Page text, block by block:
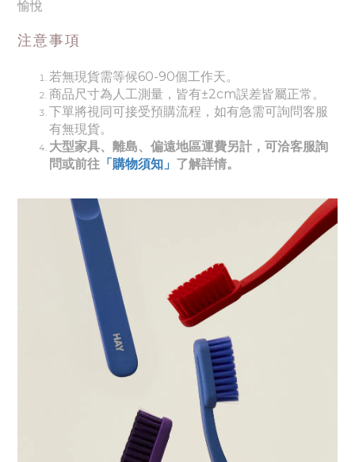
愉悅
注意事項
若無現貨需等候60-90個工作天。
商品尺寸為人工測量，皆有±2cm誤差皆屬正常。
下單將視同可接受預購流程，如有急需可詢問客服
有無現貨。
大型家具、離島、偏遠地區運費另計，可洽客服詢
問或前往 「購物須知」 了解詳情。